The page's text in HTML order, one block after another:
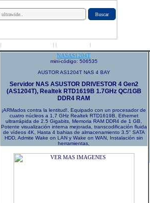
| | | |
NASAS1204T
mini-código: 506535
AUSTOR AS1204T NAS 4 BAY
Servidor NAS ASUSTOR DRIVESTOR 4 Gen2
(AS1204T), Realtek RTD1619B 1.7GHz QC/1GB
DDR4 RAM
¡ARMados contra la lentitud!, Equipado con un procesador de
cuatro núcleos a 1,7 GHz Realtek RTD1619B, Ethernet
ultrarrápida de 2.5 Gigabits, Memoria RAM DDR4 de 1 GB,
Potente visualización interna mejorada, transcodificación fluida
de vídeos 4K, Hasta 4 bahias de almacenamiento 3.5" SATA
HDD, Admite Wake on LAN y Wake on WAN, Instalación sin
herramientas,